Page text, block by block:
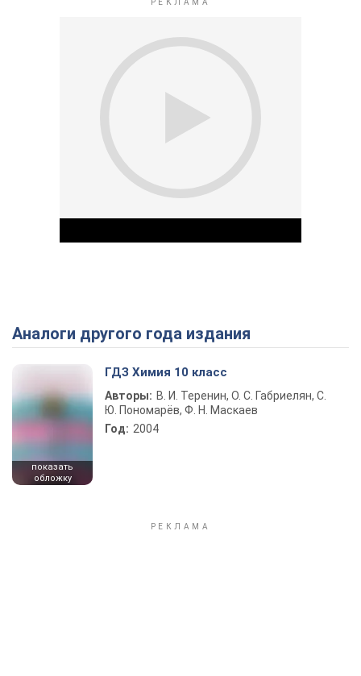
Play Video
Аналоги другого года издания
показать
обложку
ГДЗ Химия 10 класс
Авторы: В. И. Теренин, О. С. Габриелян, С.
Ю. Пономарёв, Ф. Н. Маскаев
Год: 2004